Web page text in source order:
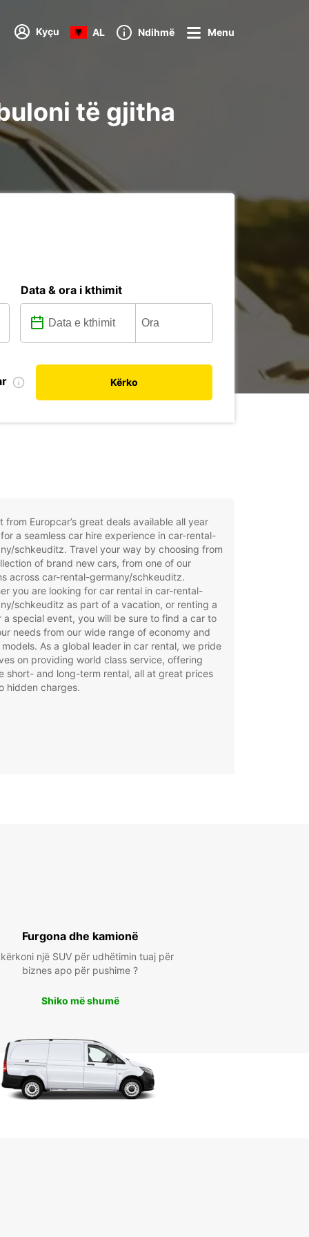
Kyçu AL Ndihmë Menu
të gjitha
Data & ora i kthimit
Kërko
from Europcar’s great deals available all year
a seamless car hire experience in car-rental-
schkeuditz. Travel your way by choosing from
of brand new cars, from one of our
across car-rental-germany/schkeuditz.
you are looking for car rental in car-rental-
schkeuditz as part of a vacation, or renting a
a special event, you will be sure to find a car to
needs from our wide range of economy and
As a global leader in car rental, we pride
on providing world class service, offering
short- and long-term rental, all at great prices
hidden charges.
Furgona dhe kamionë
një SUV për udhëtimin tuaj për
biznes apo për pushime ?
Shiko më shumë